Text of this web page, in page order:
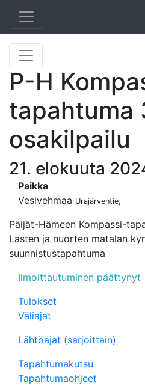
P-H
tapahtuma
osakilpailu
21. elokuuta
Paikka
Vesivehmaa Urajärventie,
Päijät-Hämeen Kompassi-
Lasten ja nuorten matalan
suunnistustapahtuma
Ilmoittautuminen päättynyt
Tulokset
Väliajat
Lähtöajat (sarjoittain)
Tapahtumakutsu
Tapahtumaohjeet